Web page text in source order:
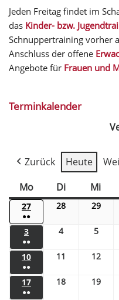
Jeden Freitag findet im
das Kinder- bzw.
Schnuppertraining vorher
Anschluss der offene
Angebote für Frauen und
Terminkalender
Zurück Heute
Mo
Di Mi
27
●●
28 29
3
●●
4 5
10
●●
11 12
17
●●
18 19